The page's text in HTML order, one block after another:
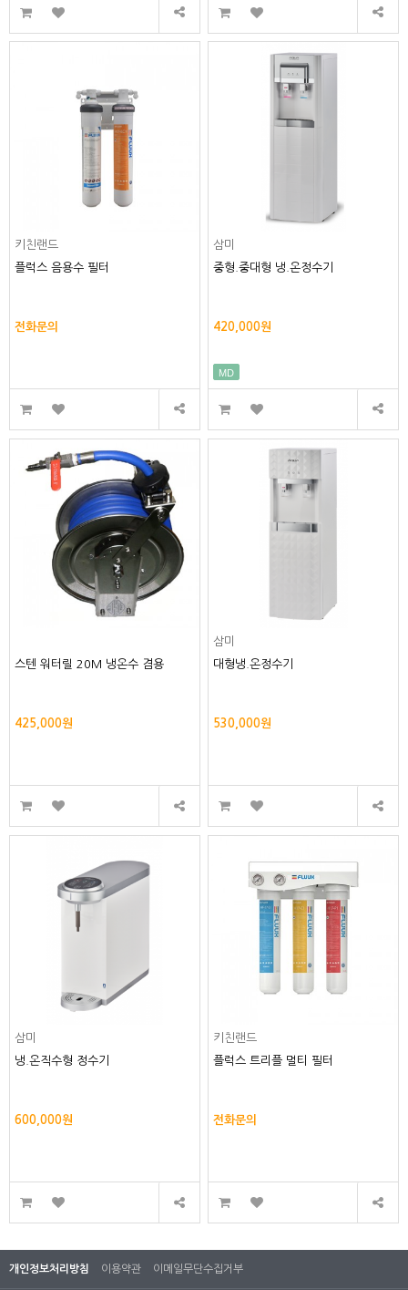
키친랜드
플럭스 음용수 필터
전화문의
삼미
중형.중대형 냉.온정수기
420,000원
MD
스텐 워터릴 20M 냉온수 겸용
425,000원
삼미
대형냉.온정수기
530,000원
삼미
냉.온직수형 정수기
600,000원
키친랜드
플럭스 트리플 멀티 필터
전화문의
개인정보처리방침 이용약관 이메일무단수집거부